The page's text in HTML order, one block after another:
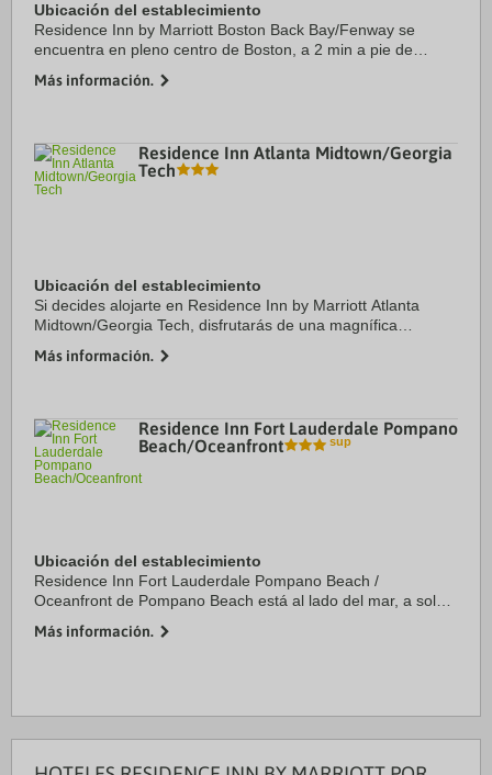
Ubicación del establecimiento
Residence Inn by Marriott Boston Back Bay/Fenway se
encuentra en pleno centro de Boston, a 2 min a pie de
Hospital Boston. Además, este hotel se ...
Más información.
Residence Inn Atlanta Midtown/Georgia
Tech
Ubicación del establecimiento
Si decides alojarte en Residence Inn by Marriott Atlanta
Midtown/Georgia Tech, disfrutarás de una magnífica
de Instituto de Tecnología de ...
Más información.
Residence Inn Fort Lauderdale Pompano
Beach/Oceanfront
Ubicación del establecimiento
Residence Inn Fort Lauderdale Pompano Beach /
Oceanfront de Pompano Beach está al lado del mar, a solo
Park. Además, este hotel de playa se ...
Más información.